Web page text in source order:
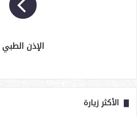
الإذن الطبي
الأكثر زيارة